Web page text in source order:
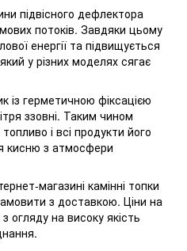
підвісного дефлектора
потоків. Завдяки цьому
енергії та підвищується
у різних моделях сягає
із герметичною фіксацією
ззовні. Таким чином
і всі продукти його
кисню з атмосфери
магазині камінні топки
з доставкою. Ціни на
огляду на високу якість